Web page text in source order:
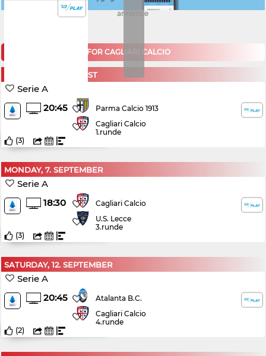
annonce
KOMMENDE KAMPE FOR CAGLIARI CALCIO
SATURDAY, 22. AUGUST
Serie A
20:45
Parma Calcio 1913
Cagliari Calcio
1.runde
(3)
MONDAY, 7. SEPTEMBER
Serie A
18:30
Cagliari Calcio
U.S. Lecce
3.runde
(3)
SATURDAY, 12. SEPTEMBER
Serie A
20:45
Atalanta B.C.
Cagliari Calcio
4.runde
(2)